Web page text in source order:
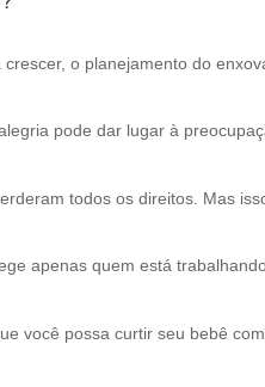
o planejamento do
pode dar lugar à
todos os direitos. Mas
apenas quem está
você possa curtir seu bebê